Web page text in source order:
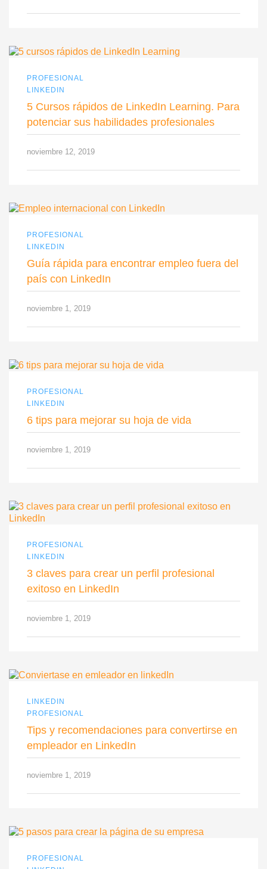
PROFESIONAL
LINKEDIN
5 Cursos rápidos de LinkedIn Learning. Para
potenciar sus habilidades profesionales
noviembre 12, 2019
PROFESIONAL
LINKEDIN
Guía rápida para encontrar empleo fuera del
país con LinkedIn
noviembre 1, 2019
PROFESIONAL
LINKEDIN
6 tips para mejorar su hoja de vida
noviembre 1, 2019
PROFESIONAL
LINKEDIN
3 claves para crear un perfil profesional
exitoso en LinkedIn
noviembre 1, 2019
LINKEDIN
PROFESIONAL
Tips y recomendaciones para convertirse en
empleador en LinkedIn
noviembre 1, 2019
PROFESIONAL